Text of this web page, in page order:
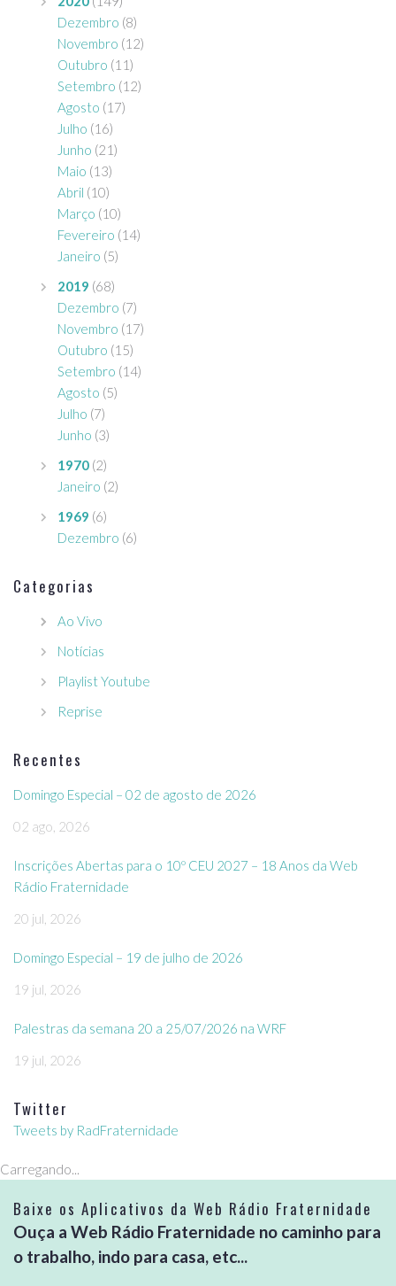
Dezembro (8)
Novembro (12)
Outubro (11)
Setembro (12)
Agosto (17)
Julho (16)
Junho (21)
Maio (13)
Abril (10)
Março (10)
Fevereiro (14)
Janeiro (5)
2019 (68)
Dezembro (7)
Novembro (17)
Outubro (15)
Setembro (14)
Agosto (5)
Julho (7)
Junho (3)
1970 (2)
Janeiro (2)
1969 (6)
Dezembro (6)
Categorias
Ao Vivo
Notícias
Playlist Youtube
Reprise
Recentes
Domingo Especial – 02 de agosto de 2026
02 ago, 2026
Inscrições Abertas para o 10º CEU 2027 – 18 Anos da Web
Rádio Fraternidade
20 jul, 2026
Domingo Especial – 19 de julho de 2026
19 jul, 2026
Palestras da semana 20 a 25/07/2026 na WRF
19 jul, 2026
Twitter
Tweets by RadFraternidade
Carregando...
Baixe os Aplicativos da Web Rádio Fraternidade
Ouça a Web Rádio Fraternidade no caminho para
o trabalho, indo para casa, etc...